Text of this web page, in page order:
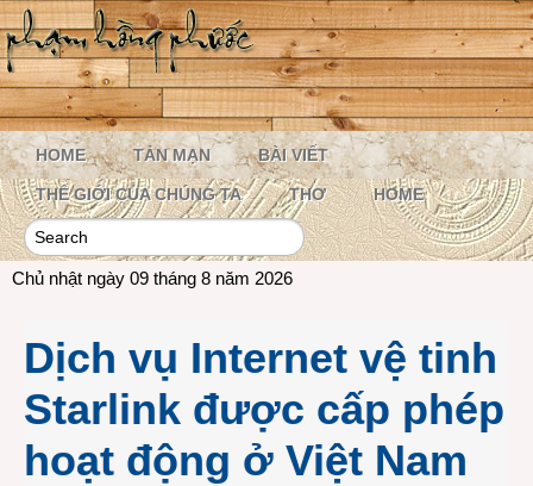
HOME TẢN MẠN BÀI VIẾT
THẾ GIỚI CỦA CHÚNG TA THƠ HOME
Chủ nhật ngày 09 tháng 8 năm 2026
Dịch vụ Internet vệ tinh
Starlink được cấp phép
hoạt động ở Việt Nam